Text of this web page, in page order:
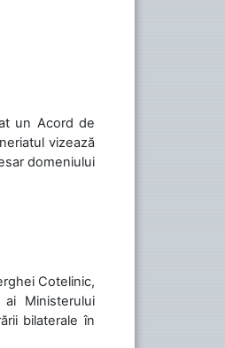
un Acord de
vizează
domeniului
Cotelinic,
Ministerului
bilaterale în